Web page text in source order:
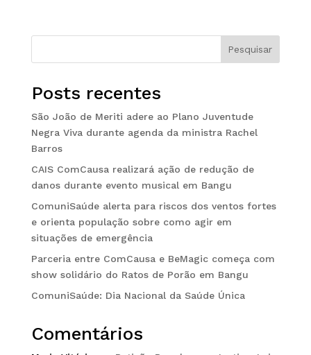
Pesquisar
Posts recentes
São João de Meriti adere ao Plano Juventude
Negra Viva durante agenda da ministra Rachel
Barros
CAIS ComCausa realizará ação de redução de
danos durante evento musical em Bangu
ComuniSaúde alerta para riscos dos ventos fortes
e orienta população sobre como agir em
situações de emergência
Parceria entre ComCausa e BeMagic começa com
show solidário do Ratos de Porão em Bangu
ComuniSaúde: Dia Nacional da Saúde Única
Comentários